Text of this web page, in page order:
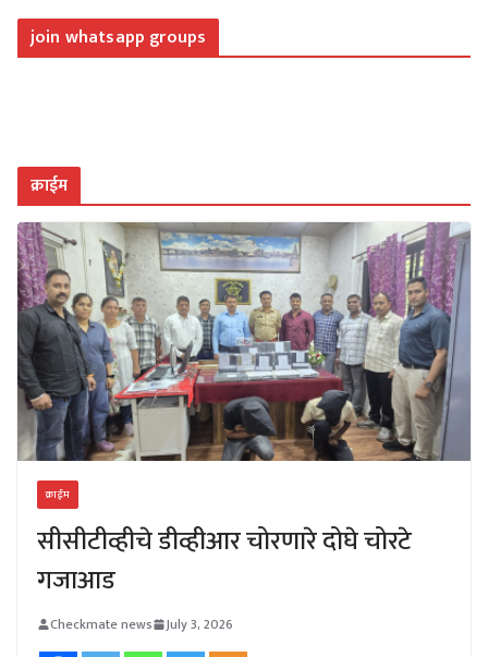
join whatsapp groups
क्राईम
क्राईम
सीसीटीव्हीचे डीव्हीआर चोरणारे दोघे चोरटे
गजाआड
Checkmate news July 3, 2026